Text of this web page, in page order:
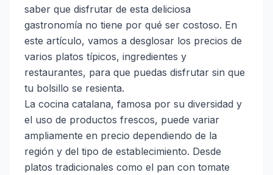
saber que disfrutar de esta deliciosa
gastronomía no tiene por qué ser costoso. En
este artículo, vamos a desglosar los precios de
varios platos típicos, ingredientes y
restaurantes, para que puedas disfrutar sin que
tu bolsillo se resienta.
La cocina catalana, famosa por su diversidad y
el uso de productos frescos, puede variar
ampliamente en precio dependiendo de la
región y del tipo de establecimiento. Desde
platos tradicionales como el pan con tomate